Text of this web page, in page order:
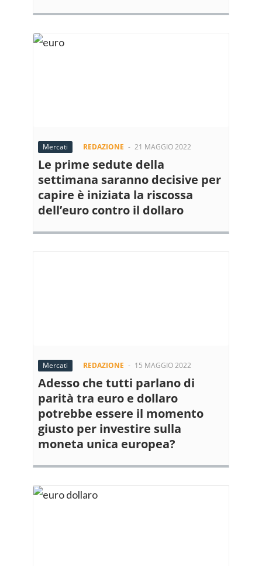
Mercati REDAZIONE - 21 MAGGIO 2022
Le prime sedute della
settimana saranno decisive per
capire è iniziata la riscossa
dell’euro contro il dollaro
Mercati REDAZIONE - 15 MAGGIO 2022
Adesso che tutti parlano di
parità tra euro e dollaro
potrebbe essere il momento
giusto per investire sulla
moneta unica europea?